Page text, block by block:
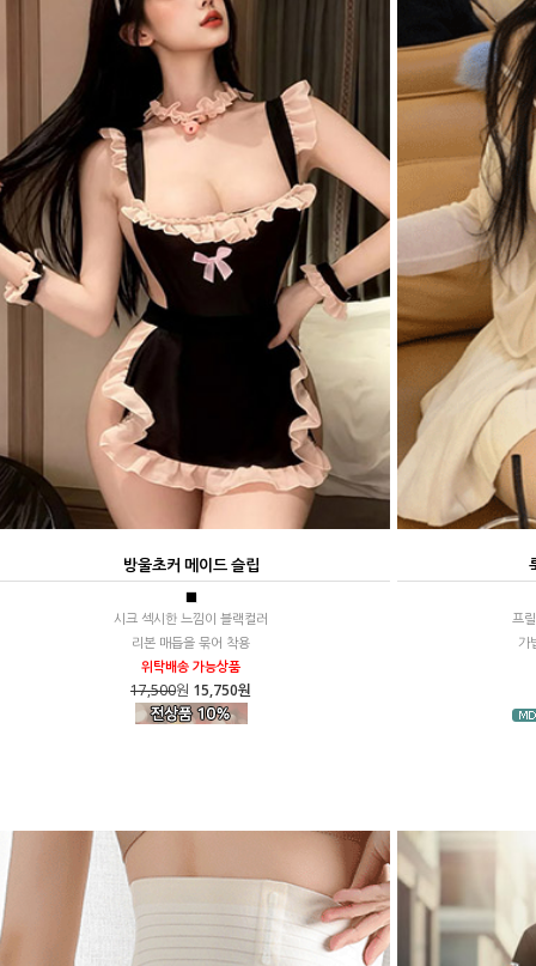
방울초커 메이드 슬립
■
시크 섹시한 느낌이 블랙컬러
리본 매듭을 묶어 착용
위탁배송 가능상품
17,500원 15,750원
프
가